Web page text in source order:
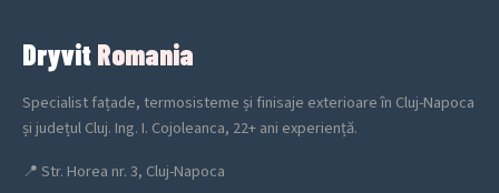
DryvitRomania
Specialist fațade, termosisteme și finisaje exterioare în Cluj-Napoca
și județul Cluj. Ing. I. Cojoleanca, 22+ ani experiență.
📍Str. Horea nr. 3, Cluj-Napoca